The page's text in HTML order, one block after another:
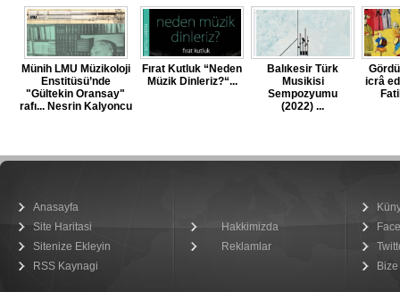
Münih LMU Müzikoloji
Enstitüsü’nde
"Gültekin Oransay"
rafı... Nesrin Kalyoncu
Fırat Kutluk “Neden
Müzik Dinleriz?“...
Balıkesir Türk
Musikisi
Sempozyumu
(2022) ...
icrâ
Anasayfa
Site Haritasi
Sitenize Ekleyin
RSS Kaynagi
Hakkimizda
Reklamlar